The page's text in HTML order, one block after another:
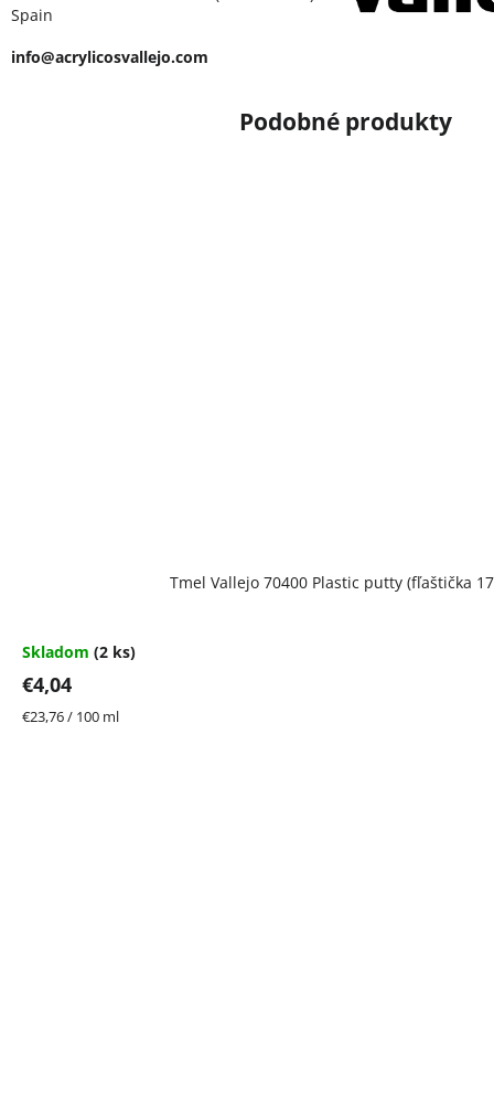
Tmel Vallejo 70400 Plastic putty (fľaštička
Skladom (2 ks)
€4,04
Jednotková
€23,76 / 100 ml
Spain
info@acrylicosvallejo.com